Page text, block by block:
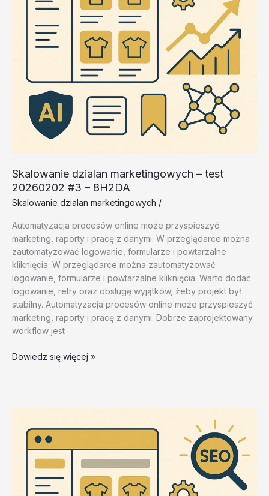
Skalowanie dzialan marketingowych – test
20260202 #3 – 8H2DA
Skalowanie dzialan marketingowych /
Automatyzacja procesów online może przyspieszyć
marketing, raporty i pracę z danymi. W przeglądarce można
zautomatyzować logowanie, formularze i powtarzalne
kliknięcia. W przeglądarce można zautomatyzować
logowanie, formularze i powtarzalne kliknięcia. Warto dodać
logowanie, retry oraz obsługę wyjątków, żeby projekt był
stabilny. Automatyzacja procesów online może przyspieszyć
marketing, raporty i pracę z danymi. Dobrze zaprojektowany
workflow jest
Skalowanie
test
8H2DA
Dowiedz się więcej »